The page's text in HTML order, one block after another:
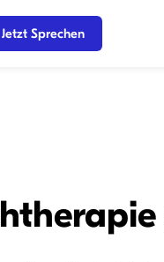
Jetzt Sprechen